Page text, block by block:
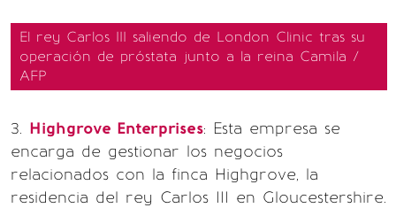
El rey Carlos III saliendo de London Clinic tras su
operación de próstata junto a la reina Camila /
AFP
3. Highgrove Enterprises: Esta empresa se
encarga de gestionar los negocios
relacionados con la finca Highgrove, la
residencia del rey Carlos III en Gloucestershire.